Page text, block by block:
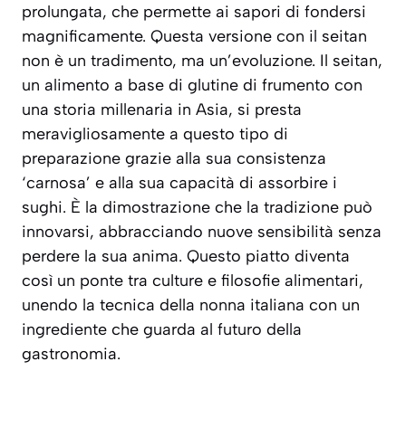
prolungata, che permette ai sapori di fondersi
magnificamente. Questa versione con il seitan
non è un tradimento, ma un’evoluzione. Il seitan,
un alimento a base di glutine di frumento con
una storia millenaria in Asia, si presta
meravigliosamente a questo tipo di
preparazione grazie alla sua consistenza
‘carnosa’ e alla sua capacità di assorbire i
sughi. È la dimostrazione che la tradizione può
innovarsi, abbracciando nuove sensibilità senza
perdere la sua anima. Questo piatto diventa
così un ponte tra culture e filosofie alimentari,
unendo la tecnica della nonna italiana con un
ingrediente che guarda al futuro della
gastronomia.